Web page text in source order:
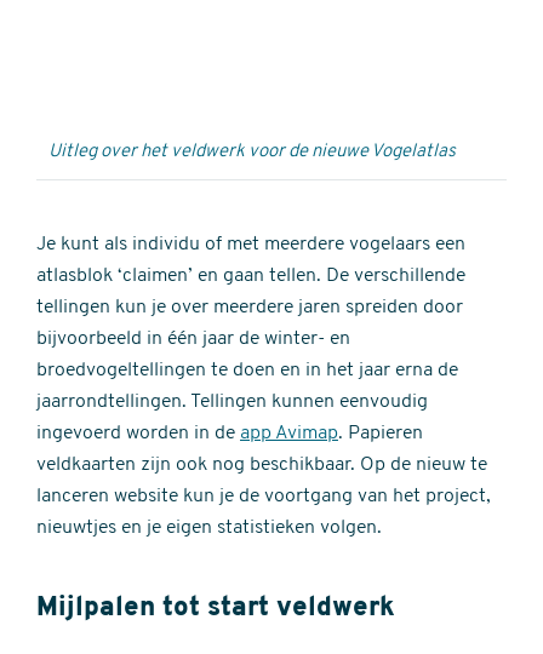
Uitleg over het veldwerk voor de nieuwe Vogelatlas
Je kunt als individu of met meerdere vogelaars een
atlasblok ‘claimen’ en gaan tellen. De verschillende
tellingen kun je over meerdere jaren spreiden door
bijvoorbeeld in één jaar de winter- en
broedvogeltellingen te doen en in het jaar erna de
jaarrondtellingen. Tellingen kunnen eenvoudig
ingevoerd worden in de app Avimap. Papieren
veldkaarten zijn ook nog beschikbaar. Op de nieuw te
lanceren website kun je de voortgang van het project,
nieuwtjes en je eigen statistieken volgen.
Mijlpalen tot start veldwerk